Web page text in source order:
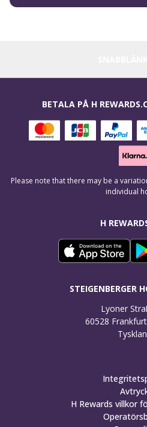
H
STEIGENBERGER
Lyoner
60528
BETALA PÅ H
Please note that there may be a
individual
H Rewards villkor